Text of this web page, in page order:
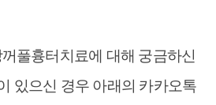
풀흉터치료에 대해 궁금하신
있으신 경우 아래의 카카오톡